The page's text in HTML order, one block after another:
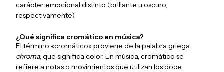
carácter emocional distinto (brillante u oscuro,
respectivamente).
¿Qué significa cromático en música?
El término «cromático» proviene de la palabra griega
chroma, que significa color. En música, cromático se
refiere a notas o movimientos que utilizan los doce